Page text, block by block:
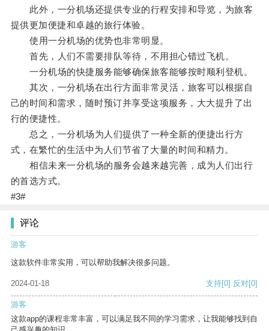
此外，一分机场还提供专业的行程安排和导览，为旅客
提供更加便捷和卓越的旅行体验。
使用一分机场的优势也非常明显。
首先，人们不需要排队等待，不用担心错过飞机。
一分机场的快捷服务能够确保旅客能够按时顺利登机。
其次，一分机场在出行方面非常灵活，旅客可以根据自
己的时间和需求，随时预订并享受这项服务，大大提升了出
行的便捷性。
总之，一分机场为人们提供了一种全新的便捷出行方
式，在繁忙的生活中为人们节省了大量的时间和精力。
相信未来一分机场的服务会越来越完善，成为人们出行
的首选方式。
#3#
评论
游客
这款软件非常实用，可以帮助我解决很多问题。
2024-01-18 支持[0] 反对[0]
游客
这款app的课程非常丰富，可以满足我不同的学习需求，让我能够找到自